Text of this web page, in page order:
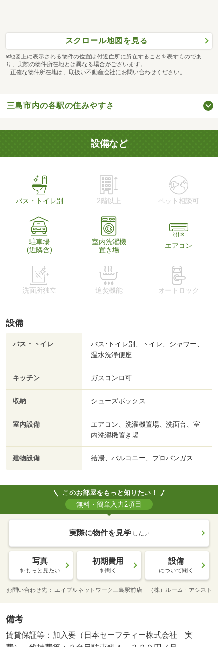
スクロール地図を見る
※地図上に表示される物件の位置は付近住所に所在することを表すものであ
り、実際の物件所在地とは異なる場合がございます。
正確な物件所在地は、取扱い不動産会社にお問い合わせください。
三島市内の各駅の住みやすさ
設備など
バス・トイレ別 2階以上 ペット相談可
駐車場
(近隣含)
室内洗濯機
置き場
エアコン
洗面所独立 追焚機能 オートロック
設備
バス・トイレ
バス･トイレ別、トイレ、シャワー、
温水洗浄便座
キッチン ガスコンロ可
収納 シューズボックス
室内設備
エアコン、洗濯機置場、洗面台、室
内洗濯機置き場
建物設備 給湯、バルコニー、プロパンガス
このお部屋をもっと知りたい！
無料・簡単入力2項目
実際に物件を見学 したい
写真
をもっと見たい
初期費用
を聞く
設備
について聞く
お問い合わせ先 エイブルネットワーク三島駅前店 （株）ルーム・アシスト
備考
賃貸保証等：加入要（日本セーフティー株式会社 実